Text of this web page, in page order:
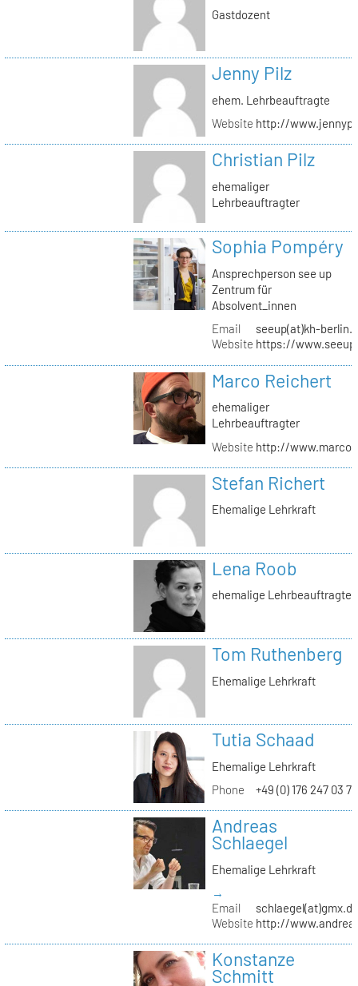
Gastdozent
Jenny Pilz
ehem. Lehrbeauftragte
Website http://
Christian Pilz
ehemaliger
Lehrbeauftragter
Sophia Pompéry
Ansprechperson see up
Zentrum für
Absolvent_innen
Email
seeup(at)kh-
Website https://
Marco Reichert
ehemaliger
Lehrbeauftragter
Website http://
Stefan Richert
Ehemalige Lehrkraft
Lena Roob
ehemalige Lehrbeauftragte
Tom Ruthenberg
Ehemalige Lehrkraft
Tutia Schaad
Ehemalige Lehrkraft
Phone
+49 (0) 176 247 03 7
Andreas
Schlaegel
Ehemalige Lehrkraft
→
Email
Website http://
Konstanze
Schmitt